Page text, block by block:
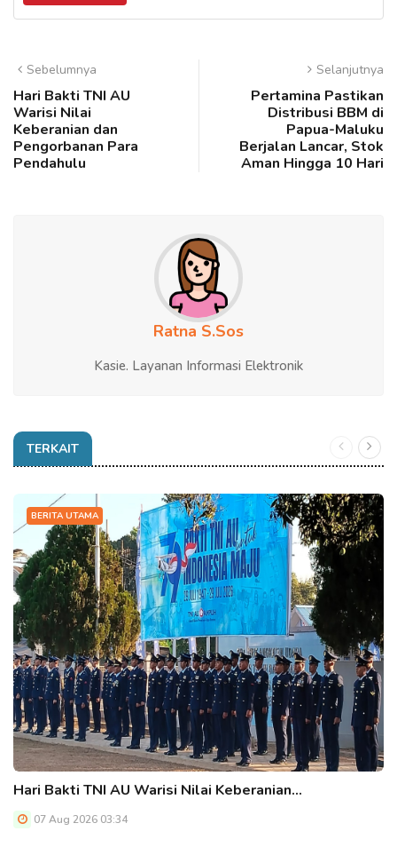
Sebelumnya
Hari Bakti TNI AU
Warisi Nilai
Keberanian dan
Pengorbanan Para
Pendahulu
Selanjutnya
Pertamina Pastikan
Distribusi BBM di
Papua-Maluku
Berjalan Lancar, Stok
Aman Hingga 10 Hari
Ratna S.Sos
Kasie. Layanan Informasi Elektronik
TERKAIT
BERITA UTAMA
Hari Bakti TNI AU Warisi Nilai Keberanian…
07 Aug 2026 03:34